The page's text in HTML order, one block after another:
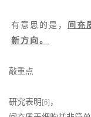
有意思的是， 间充
新方向。
敲重点
研究表明 [6] ，